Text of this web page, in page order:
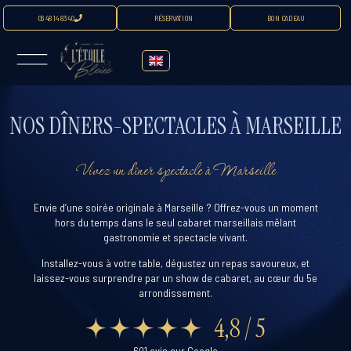
06 48 14 83 40 RÉSERVATION BON CADEAU
NOS DÎNERS-SPECTACLES À MARSEILLE
Vivez un dîner spectacle à Marseille
Envie d’une soirée originale à Marseille ? Offrez-vous un moment
hors du temps dans le seul cabaret marseillais mêlant
gastronomie et spectacle vivant.
Installez-vous à votre table, dégustez un repas savoureux, et
laissez-vous surprendre par un show de cabaret, au cœur du 5e
arrondissement.